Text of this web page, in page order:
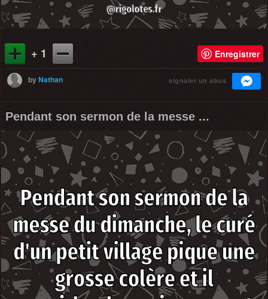
+ 1 Enregistrer
byNathan signaler un abus
Pendant son sermon de la messe ...